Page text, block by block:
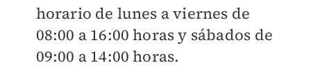
horario de lunes a viernes de
08:00 a 16:00 horas y sábados de
09:00 a 14:00 horas.